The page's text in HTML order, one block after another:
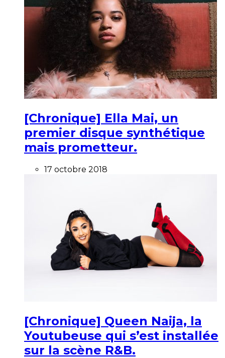
[Chronique] Ella Mai, un
premier disque synthétique
mais prometteur.
17 octobre 2018
[Chronique] Queen Naija, la
Youtubeuse qui s’est installée
sur la scène R&B.